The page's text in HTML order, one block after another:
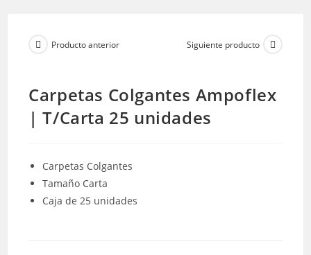
Producto anterior Siguiente producto
Carpetas Colgantes Ampoflex
| T/Carta 25 unidades
Carpetas Colgantes
Tamaño Carta
Caja de 25 unidades